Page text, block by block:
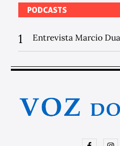
PODCASTS
1 Entrevista Marcio